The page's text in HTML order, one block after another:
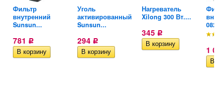
Фильтр
внутренний
Sunsun...
781 Р
Уголь
активированный
Sunsun...
294 Р
Нагреватель
Xilong 300 Вт....
345 Р
082A
1